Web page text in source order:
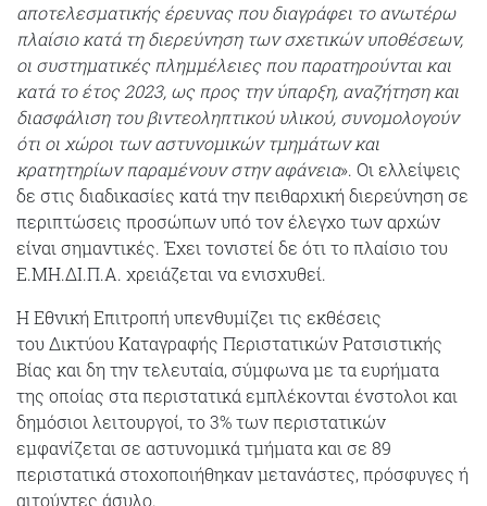
αποτελεσματικής έρευνας που διαγράφει το ανωτέρω
πλαίσιο κατά τη διερεύνηση των σχετικών υποθέσεων,
οι συστηματικές πλημμέλειες που παρατηρούνται και
κατά το έτος 2023, ως προς την ύπαρξη, αναζήτηση και
διασφάλιση του βιντεοληπτικού υλικού, συνομολο­γούν
ότι οι χώροι των αστυνομικών τμημάτων και
κρατητηρίων παραμένουν στην αφάνεια». Οι ελλείψεις
δε στις διαδικασίες κατά την πειθαρχική διερεύνηση σε
περιπτώσεις προσώπων υπό τον έλεγχο των αρχών
είναι σημαντικές. Έχει τονιστεί δε ότι το πλαίσιο του
Ε.ΜΗ.ΔΙ.Π.Α. χρειάζεται να ενισχυθεί.
Η Εθνική Επιτροπή υπενθυμίζει τις εκθέσεις
του Δικτύου Καταγραφής Περιστατικών Ρατσιστικής
Βίας και δη την τελευταία, σύμφωνα με τα ευρήματα
της οποίας στα περιστατικά εμπλέκονται ένστολοι και
δημόσιοι λειτουργοί, το 3% των περιστατικών
εμφανίζεται σε αστυνομικά τμήματα και σε 89
περιστατικά στοχοποιήθηκαν μετανάστες, πρόσφυγες ή
αιτούντες άσυλο.